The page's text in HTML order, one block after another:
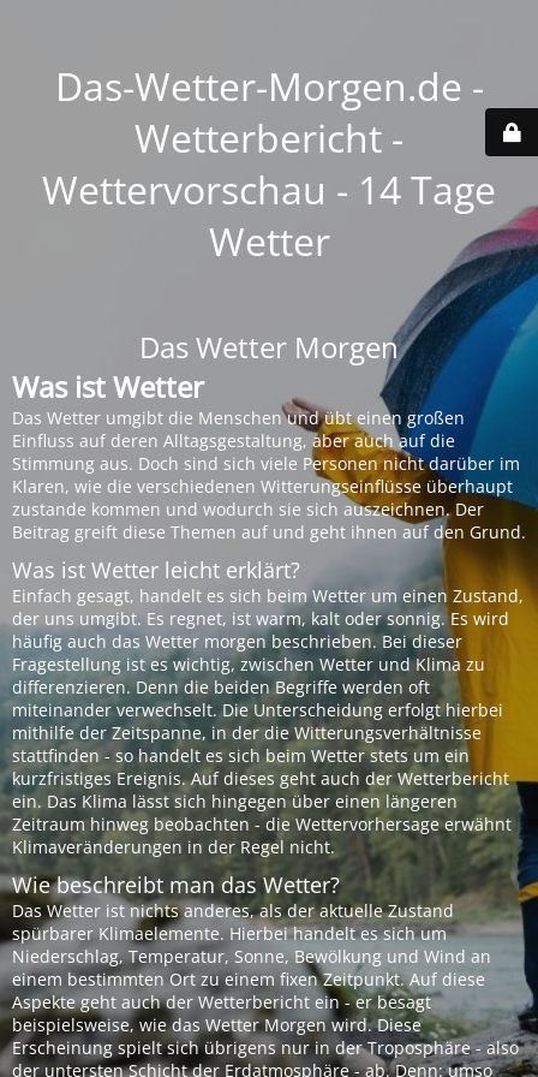
Das-Wetter-Morgen.de -
Wetterbericht -
Wettervorschau - 14 Tage
Wetter
Das Wetter Morgen
Was ist Wetter
Das Wetter umgibt die Menschen und übt einen großen
Einfluss auf deren Alltagsgestaltung, aber auch auf die
Stimmung aus. Doch sind sich viele Personen nicht darüber im
Klaren, wie die verschiedenen Witterungseinflüsse überhaupt
zustande kommen und wodurch sie sich auszeichnen. Der
Beitrag greift diese Themen auf und geht ihnen auf den Grund.
Was ist Wetter leicht erklärt?
Einfach gesagt, handelt es sich beim Wetter um einen Zustand,
der uns umgibt. Es regnet, ist warm, kalt oder sonnig. Es wird
häufig auch das Wetter morgen beschrieben. Bei dieser
Fragestellung ist es wichtig, zwischen Wetter und Klima zu
differenzieren. Denn die beiden Begriffe werden oft
miteinander verwechselt. Die Unterscheidung erfolgt hierbei
mithilfe der Zeitspanne, in der die Witterungsverhältnisse
stattfinden - so handelt es sich beim Wetter stets um ein
kurzfristiges Ereignis. Auf dieses geht auch der Wetterbericht
ein. Das Klima lässt sich hingegen über einen längeren
Zeitraum hinweg beobachten - die Wettervorhersage erwähnt
Klimaveränderungen in der Regel nicht.
Wie beschreibt man das Wetter?
Das Wetter ist nichts anderes, als der aktuelle Zustand
spürbarer Klimaelemente. Hierbei handelt es sich um
Niederschlag, Temperatur, Sonne, Bewölkung und Wind an
einem bestimmten Ort zu einem fixen Zeitpunkt. Auf diese
Aspekte geht auch der Wetterbericht ein - er besagt
beispielsweise, wie das Wetter Morgen wird. Diese
Erscheinung spielt sich übrigens nur in der Troposphäre - also
der untersten Schicht der Erdatmosphäre - ab. Denn: umso